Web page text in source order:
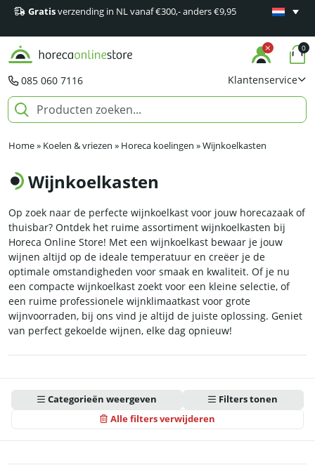
Gratisverzending in NL vanaf €300,- anders €9,95
Minimaal
085 060 7116 Klantenservice
0
Home» Koelen & vriezen » Horeca koelingen »Wijnkoelkasten
Wijnkoelkasten
Op zoek naar de perfecte wijnkoelkast voor jouw horecazaak of
thuisbar? Ontdek het ruime assortiment wijnkoelkasten bij
Horeca Online Store! Met een wijnkoelkast bewaar je jouw
wijnen altijd op de ideale temperatuur en creëer je de
optimale omstandigheden voor smaak en kwaliteit. Of je nu
een compacte wijnkoelkast zoekt voor een kleine selectie, of
een ruime professionele wijnklimaatkast voor grote
wijnvoorraden, bij ons vind je altijd de juiste oplossing. Geniet
van perfect gekoelde wijnen, elke dag opnieuw!
Categorieën weergeven
Alle filters verwijderen
Filters tonen